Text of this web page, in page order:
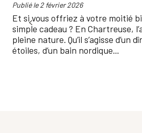
Publié le 2 février 2026
Et si vous offriez à votre moitié
simple cadeau ? En Chartreuse,
pleine nature. Qu’il s’agisse d’un
étoiles, d’un bain nordique...